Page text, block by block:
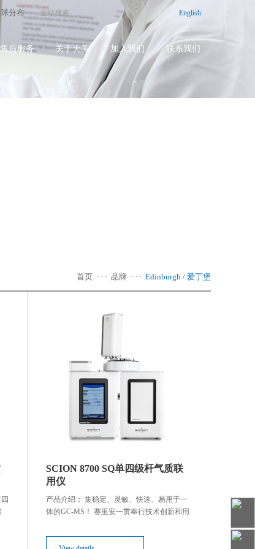
天美（亚太）
天美（中国）
Hongkong
分布 English
售后服务 关于天美 加入我们 联系我们
首页 · · · 品牌 · · · Edinburgh / 爱丁堡
SCION 8700 SQ单四级杆气质联
用仪
产品介绍： 集稳定、灵敏、快速、易用于一
体的GC-MS！ 赛里安一贯奉行技术创新和用
富经验和对行业需求的深刻理解，打造出全